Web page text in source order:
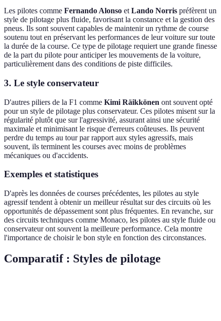
Les pilotes comme Fernando Alonso et Lando Norris préfèrent un
style de pilotage plus fluide, favorisant la constance et la gestion des
pneus. Ils sont souvent capables de maintenir un rythme de course
soutenu tout en préservant les performances de leur voiture sur toute
la durée de la course. Ce type de pilotage requiert une grande finesse
de la part du pilote pour anticiper les mouvements de la voiture,
particulièrement dans des conditions de piste difficiles.
3. Le style conservateur
D'autres piliers de la F1 comme Kimi Räikkönen ont souvent opté
pour un style de pilotage plus conservateur. Ces pilotes misent sur la
régularité plutôt que sur l'agressivité, assurant ainsi une sécurité
maximale et minimisant le risque d'erreurs coûteuses. Ils peuvent
perdre du temps au tour par rapport aux styles agressifs, mais
souvent, ils terminent les courses avec moins de problèmes
mécaniques ou d'accidents.
Exemples et statistiques
D'après les données de courses précédentes, les pilotes au style
agressif tendent à obtenir un meilleur résultat sur des circuits où les
opportunités de dépassement sont plus fréquentes. En revanche, sur
des circuits techniques comme Monaco, les pilotes au style fluide ou
conservateur ont souvent la meilleure performance. Cela montre
l'importance de choisir le bon style en fonction des circonstances.
Comparatif : Styles de pilotage